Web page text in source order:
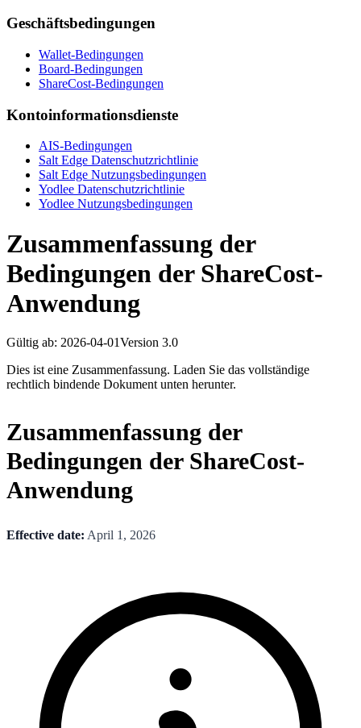
Geschäftsbedingungen
Wallet-Bedingungen
Board-Bedingungen
ShareCost-Bedingungen
Kontoinformationsdienste
AIS-Bedingungen
Salt Edge Datenschutzrichtlinie
Salt Edge Nutzungsbedingungen
Yodlee Datenschutzrichtlinie
Yodlee Nutzungsbedingungen
Zusammenfassung der
Bedingungen der ShareCost-
Anwendung
Gültig ab: 2026-04-01Version 3.0
Dies ist eine Zusammenfassung. Laden Sie das vollständige
rechtlich bindende Dokument unten herunter.
Zusammenfassung der
Bedingungen der ShareCost-
Anwendung
Effective date: April 1, 2026